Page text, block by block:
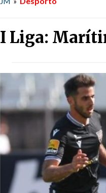
I Liga: